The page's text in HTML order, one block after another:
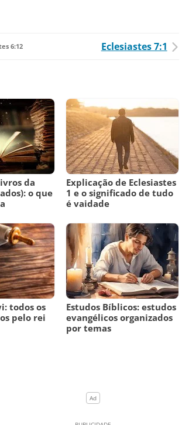
6:12 Eclesiastes 7:1
da
o que
Explicação de Eclesiastes
1 e o significado de tudo
é vaidade
todos os
pelo rei
Estudos Bíblicos: estudos
evangélicos organizados
por temas